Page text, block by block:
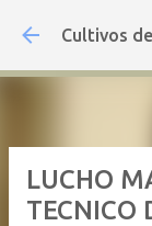
Cultivos
LUCHO
TECNICO